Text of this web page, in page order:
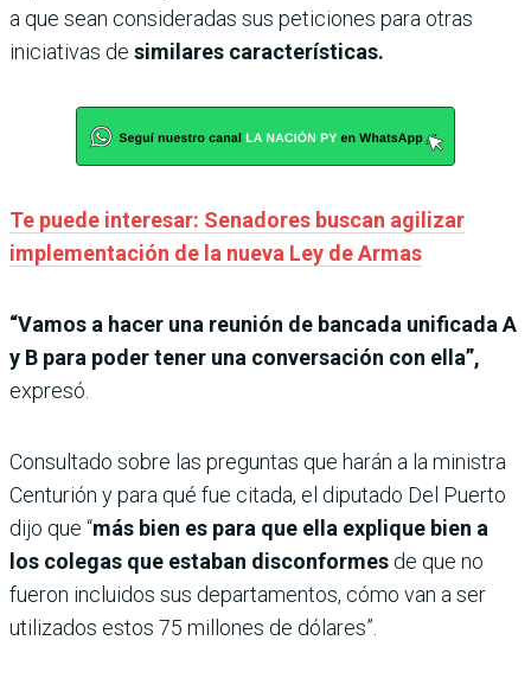
a que sean consideradas sus peticiones para otras
iniciativas de similares características.
Te puede interesar: Senadores buscan agilizar
implementación de la nueva Ley de Armas
“Vamos a hacer una reunión de bancada unificada A
y B para poder tener una conversación con ella”,
expresó.
Consultado sobre las preguntas que harán a la ministra
Centurión y para qué fue citada, el diputado Del Puerto
dijo que “más bien es para que ella explique bien a
los colegas que estaban disconformes de que no
fueron incluidos sus departamentos, cómo van a ser
utilizados estos 75 millones de dólares”.